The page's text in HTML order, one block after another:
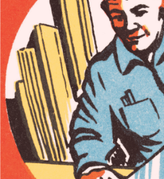
Accueil
Le collectif
Nos actualités
Notre « Incolettre » mensuelle
Recherche